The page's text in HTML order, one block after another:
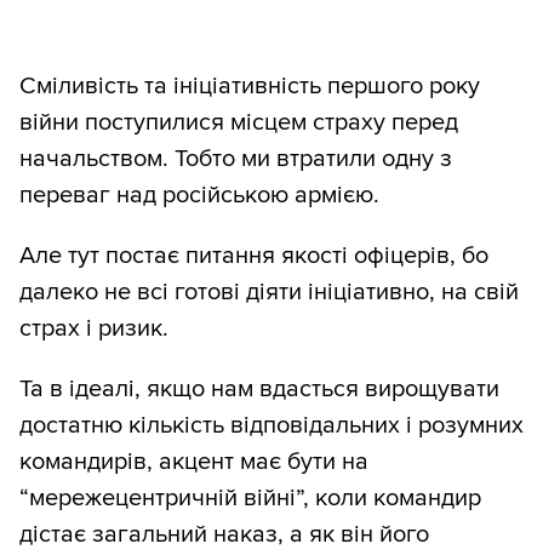
Сміливість та ініціативність першого року
війни поступилися місцем страху перед
начальством. Тобто ми втратили одну з
переваг над російською армією.
Але тут постає питання якості офіцерів, бо
далеко не всі готові діяти ініціативно, на свій
страх і ризик.
Та в ідеалі, якщо нам вдасться вирощувати
достатню кількість відповідальних і розумних
командирів, акцент має бути на
“мережецентричній війні”, коли командир
дістає загальний наказ, а як він його